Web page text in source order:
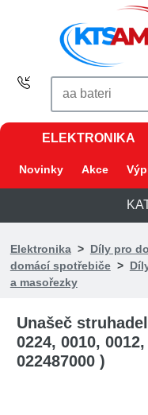
ELEKTRONIKA
Novinky Akce
Elektronika> Díly pro
domácí spotřebiče>
a masořezky
Unašeč
0224, 0010,
022487000 )